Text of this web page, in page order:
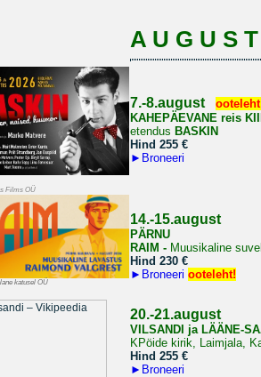
A U G U S T
Films OÜ
7.-8.august
KAHEPÄEVANE reis
etendus BASKIN
Hind 255 €
► Broneeri
katusel OÜ
14.-15.august
PÄRNU
RAIM - Muusikaline
Hind 230 €
► Broneeri ooteleht!
20.-21.august
VILSANDI ja LÄÄNE-
KPöide kirik, Laimjala,
Hind 255 €
► Broneeri